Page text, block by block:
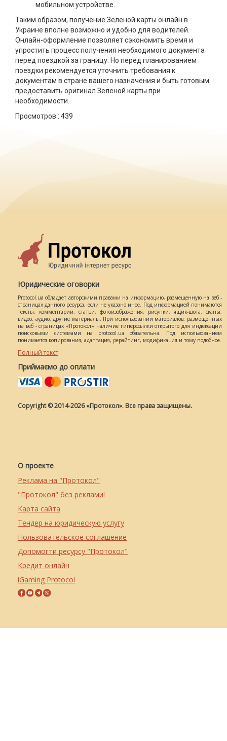
мобильном устройстве.
Таким образом, получение Зеленой карты онлайн в
Украине вполне возможно и удобно для водителей.
Онлайн-оформление позволяет сэкономить время и
упростить процесс получения необходимого документа
перед поездкой за границу. Но перед планированием
поездки рекомендуется уточнить требования к
документам в стране вашего назначения и быть готовым
предоставить оригинал Зеленой карты при
необходимости.
Просмотров : 439
Юридические оговорки
Protocol.ua обладает авторскими правами на информацию, размещенную на веб -
страницах данного ресурса, если не указано иное. Под информацией понимаются
тексты, комментарии, статьи, фотоизображения, рисунки, ящик-шота, сканы,
видео, аудио, другие материалы. При использовании материалов, размещенных
на веб - страницах «Протокол» наличие гиперссылки открытого для индексации
поисковыми системами на protocol.ua обязательна. Под использованием
понимается копирования, адаптация, рерайтинг, модификация и тому подобное.
Полный текст
Приймаємо до оплати
Copyright © 2014-2026 «Протокол». Все права защищены.
О проекте
Реклама на "Протокол"
"Протокол" без реклами!
Карта сайта
Тендер на юридическую услугу
Пользовательское соглашение
Допомогти ресурсу "Протокол"
Кредит онлайн
iGaming Protocol